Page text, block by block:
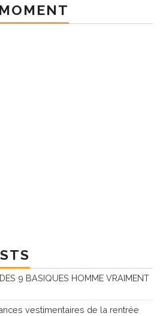
9 BASIQUES HOMME VRAIMENT
vestimentaires de la rentrée